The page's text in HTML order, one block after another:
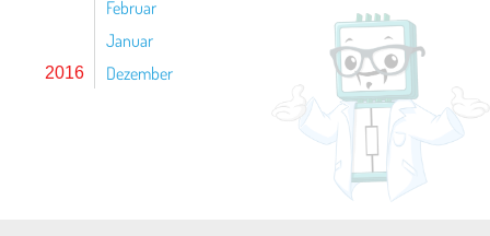
Februar
Januar
2016 Dezember